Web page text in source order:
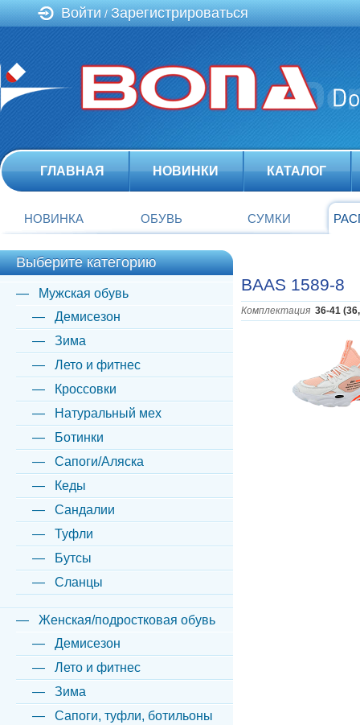
Войти / Зарегистрироваться
ГЛАВНАЯ НОВИНКИ КАТАЛОГ
НОВИНКА ОБУВЬ СУМКИ
BAAS 1589-8
Комплектация 36-41
Выберите категорию
Мужская обувь
Демисезон
Зима
Лето и фитнес
Кроссовки
Натуральный мех
Ботинки
Сапоги/Аляска
Кеды
Сандалии
Туфли
Бутсы
Сланцы
Женская/подростковая обувь
Демисезон
Лето и фитнес
Зима
Сапоги, туфли, ботильоны